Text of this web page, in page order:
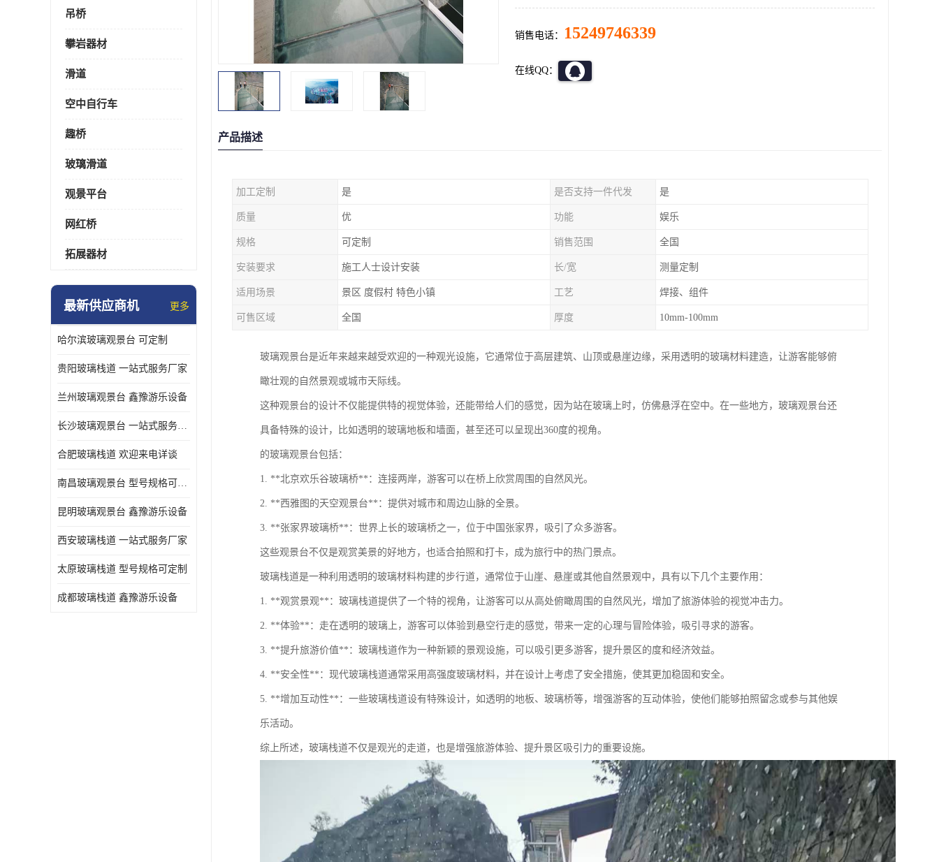
吊桥
攀岩器材
滑道
空中自行车
趣桥
玻璃滑道
观景平台
网红桥
拓展器材
最新供应商机 更多
哈尔滨玻璃观景台 可定制
贵阳玻璃栈道 一站式服务厂家
兰州玻璃观景台 鑫豫游乐设备
长沙玻璃观景台 一站式服务厂家
合肥玻璃栈道 欢迎来电详谈
南昌玻璃观景台 型号规格可定制
昆明玻璃观景台 鑫豫游乐设备
西安玻璃栈道 一站式服务厂家
太原玻璃栈道 型号规格可定制
成都玻璃栈道 鑫豫游乐设备
销售电话： 15249746339
在线QQ：
产品描述
加工定制 是 是否支持一件代发 是
质量 优 功能 娱乐
规格 可定制 销售范围 全国
安装要求 施工人士设计安装 长/宽 测量定制
适用场景 景区 度假村 特色小镇 工艺 焊接、组件
可售区域 全国 厚度 10mm-100mm
玻璃观景台是近年来越来越受欢迎的一种观光设施，它通常位于高层建筑、山顶或悬崖边缘，采用透明的玻璃材料建造，让游客能够俯
瞰壮观的自然景观或城市天际线。
这种观景台的设计不仅能提供特的视觉体验，还能带给人们的感觉，因为站在玻璃上时，仿佛悬浮在空中。在一些地方，玻璃观景台还
具备特殊的设计，比如透明的玻璃地板和墙面，甚至还可以呈现出360度的视角。
的玻璃观景台包括：
1. **北京欢乐谷玻璃桥**：连接两岸，游客可以在桥上欣赏周围的自然风光。
2. **西雅图的天空观景台**：提供对城市和周边山脉的全景。
3. **张家界玻璃桥**：世界上长的玻璃桥之一，位于中国张家界，吸引了众多游客。
这些观景台不仅是观赏美景的好地方，也适合拍照和打卡，成为旅行中的热门景点。
玻璃栈道是一种利用透明的玻璃材料构建的步行道，通常位于山崖、悬崖或其他自然景观中，具有以下几个主要作用：
1. **观赏景观**：玻璃栈道提供了一个特的视角，让游客可以从高处俯瞰周围的自然风光，增加了旅游体验的视觉冲击力。
2. **体验**：走在透明的玻璃上，游客可以体验到悬空行走的感觉，带来一定的心理与冒险体验，吸引寻求的游客。
3. **提升旅游价值**：玻璃栈道作为一种新颖的景观设施，可以吸引更多游客，提升景区的度和经济效益。
4. **安全性**：现代玻璃栈道通常采用高强度玻璃材料，并在设计上考虑了安全措施，使其更加稳固和安全。
5. **增加互动性**：一些玻璃栈道设有特殊设计，如透明的地板、玻璃桥等，增强游客的互动体验，使他们能够拍照留念或参与其他娱
乐活动。
综上所述，玻璃栈道不仅是观光的走道，也是增强旅游体验、提升景区吸引力的重要设施。